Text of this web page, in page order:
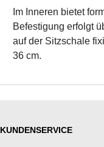
Im Inneren bietet
Befestigung erfolgt
auf der Sitzschale
36 cm.
KUNDENSERVICE